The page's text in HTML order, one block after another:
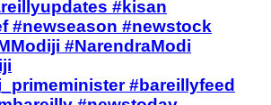
#kisan
#newseason #newstock
#NarendraModi
#bareillyfeed